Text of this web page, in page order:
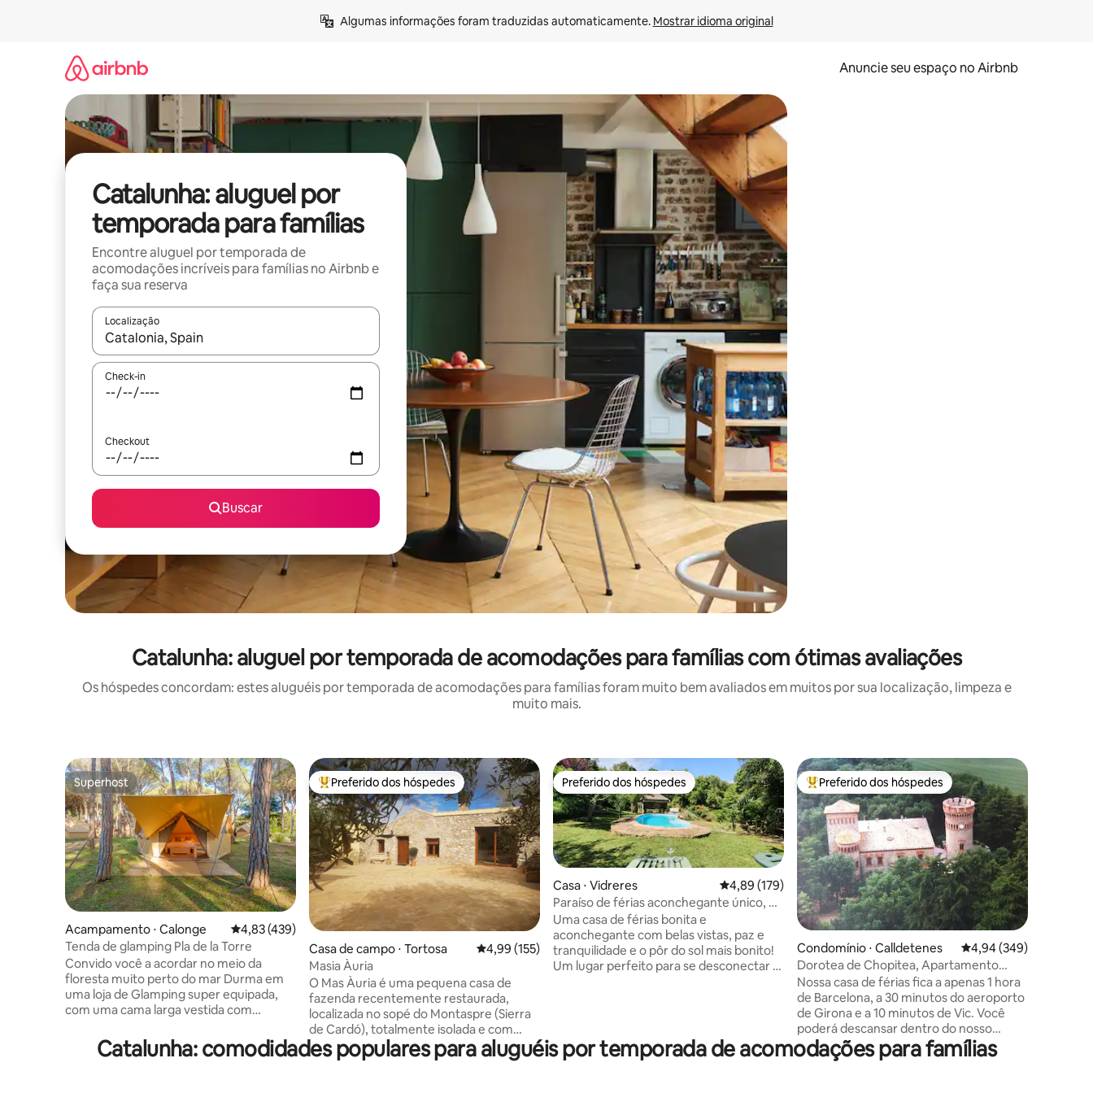
Algumas informações foram traduzidas automaticamente. Mostrar idioma original
Anuncie seu espaço no Airbnb
Catalunha: aluguel por
temporada para famílias
Encontre aluguel por temporada de
acomodações incríveis para famílias no Airbnb e
faça sua reserva
Localização
Quando os resultados estiverem disponíveis, explore-os usando as seta para cima e para baixo do teclado ou tocando e deslizando o dedo na tela.
Check-in
Checkout
Buscar
Catalunha: aluguel por temporada de acomodações para famílias com ótimas avaliações
Os hóspedes concordam: estes aluguéis por temporada de acomodações para famílias foram muito bem avaliados em muitos por sua localização, limpeza e
muito mais.
Superhost
Superhost
Acampamento ⋅ Calonge 4,83 de uma avaliação média de 5, 439 avaliações
4,83 (439)
Tenda de glamping Pla de la Torre
Convido você a acordar no meio da
floresta muito perto do mar Durma em
uma loja de Glamping super equipada,
com uma cama larga vestida com
mosquiteiras fixas, geladeira, tomadas e
terraço privativo. Garantimos calma e
Entre os melhores preferidos dos hóspedes
Preferido dos hóspedes
Casa de campo ⋅ Tortosa 4,99 de uma avaliação média de 5, 155 avaliações
4,99 (155)
Masia Àuria
O Mas Àuria é uma pequena casa de
fazenda recentemente restaurada,
localizada no sopé do Montaspre (Sierra
de Cardó), totalmente isolada e com
excelentes vistas panorâmicas do Macizo
dels Ports e do Delta do Ebro. É um lugar
Preferido dos hóspedes
Preferido dos hóspedes
Casa ⋅ Vidreres 4,89 de uma avaliação média de 5, 179 avaliações
4,89 (179)
Paraíso de férias aconchegante único, na
natureza!
Uma casa de férias bonita e
aconchegante com belas vistas, paz e
tranquilidade e o pôr do sol mais bonito!
Um lugar perfeito para se desconectar e
movimentada Barcelona, uma base
perfeita para explorar a incrivelmente
Entre os melhores preferidos dos hóspedes
Preferido dos hóspedes
Condomínio ⋅ Calldetenes 4,94 de uma avaliação
4,94 (349)
Dorotea de Chopitea, Apartamento
completo
Nossa casa de férias fica a apenas 1 hora
de Barcelona, a 30 minutos do aeroporto
de Girona e a 10 minutos de Vic. Você
poderá descansar dentro do nosso
castelo modernista de 1890 em um
aconchegante apartamento térreo
Catalunha: comodidades populares para aluguéis por temporada de acomodações para famílias